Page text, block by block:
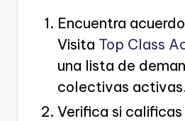
Encuentra
Visita Top Class
una lista de
colectivas
Verifica si calificas